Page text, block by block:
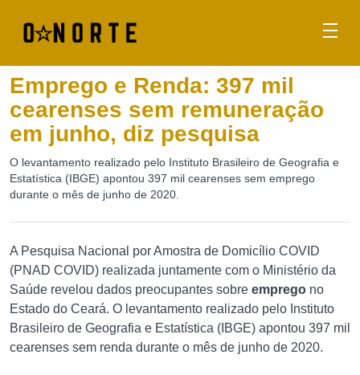
Emprego e Renda: 397 mil
cearenses sem remuneração
em junho, diz pesquisa
O levantamento realizado pelo Instituto Brasileiro de Geografia e
Estatística (IBGE) apontou 397 mil cearenses sem emprego
durante o mês de junho de 2020.
A Pesquisa Nacional por Amostra de Domicílio COVID
(PNAD COVID) realizada juntamente com o Ministério da
Saúde revelou dados preocupantes sobre emprego no
Estado do Ceará. O levantamento realizado pelo Instituto
Brasileiro de Geografia e Estatística (IBGE) apontou 397 mil
cearenses sem renda durante o mês de junho de 2020.